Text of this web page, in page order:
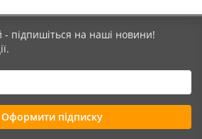
- підпишіться на наші новини!
Оформити підписку